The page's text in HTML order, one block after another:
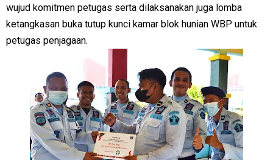
wujud komitmen petugas serta dilaksanakan juga lomba
ketangkasan buka tutup kunci kamar blok hunian WBP untuk
petugas penjagaan.